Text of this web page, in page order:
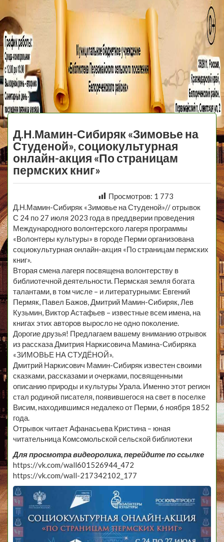
МБУ Библиотека
Первомайского
Сельского
Поселения
Д.Н.Мамин-Сибиряк «Зимовье на
Студеной», социокультурная
онлайн-акция «По страницам
пермских книг»
Просмотров: 1 773
Д.Н.Мамин-Сибиряк «Зимовье на Студеной»// отрывок
С 24 по 27 июля 2023 года в преддверии проведения
Международного волонтерского лагеря программы
«Волонтеры культуры» в городе Перми организована
социокультурная онлайн-акция «По страницам пермских
книг».
Вторая смена лагеря посвящена волонтерству в
библиотечной деятельности. Пермская земля богата
талантами, в том числе – и литературными: Евгений
Пермяк, Павел Бажов, Дмитрий Мамин-Сибиряк, Лев
Кузьмин, Виктор Астафьев – известные всем имена, на
книгах этих авторов выросло не одно поколение.
Дорогие друзья! Предлагаем вашему вниманию отрывок
из рассказа Дмитрия Наркисовича Мамина-Сибиряка
«ЗИМОВЬЕ НА СТУДЁНОЙ».
Дмитрий Наркисович Мамин-Сибиряк известен своими
сказками, рассказами и очерками, посвященными
описанию природы и культуры Урала. Именно этот регион
стал родиной писателя, появившегося на свет в поселке
Висим, находившимся недалеко от Перми, 6 ноября 1852
года.
Отрывок читает Афанасьева Кристина – юная
читательница Комсомольской сельской библиотеки
Для просмотра видеоролика, перейдите по ссылке
https://vk.com/wall601526944_472
https://vk.com/wall-217342102_177